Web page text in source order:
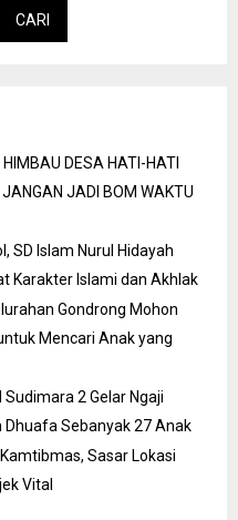
CARI
DESA HATI-HATI
JANGAN JADI BOM WAKTU
SD Islam Nurul Hidayah
Karakter Islami dan Akhlak
Gondrong Mohon
Mencari Anak yang
2 Gelar Ngaji
Sebanyak 27 Anak
Sasar Lokasi
Vital